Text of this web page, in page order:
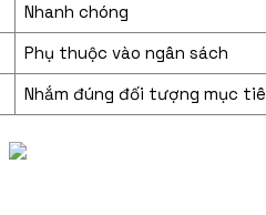
Nhanh chóng
Phụ thuộc vào ngân sách
Nhắm đúng đối tượng mục